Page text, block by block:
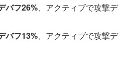
バフ26%、アクティブで攻撃デ
バフ13%、アクティブで攻撃デ